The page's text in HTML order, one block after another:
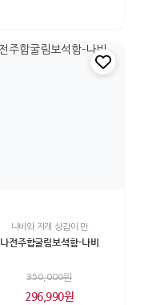
나비와 자개 상감이 만
나전주합굴림보석함-나비
350,000원
296,990원